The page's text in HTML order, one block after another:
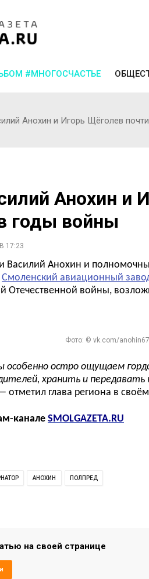
#МНОГОСЧАСТЬЕ
Анохин и Игорь Щёголев
Анохин и
годы войны
17:23
Василий Анохин и полномочны
Смоленский авиационный
Отечественной войны,
Фото: © vk.com/anohin67
особенно остро ощущаем
хранить и
отметил глава региона в своём
канале SMOLGAZETA.RU
АНОХИН ПОЛПРЕД
на своей странице